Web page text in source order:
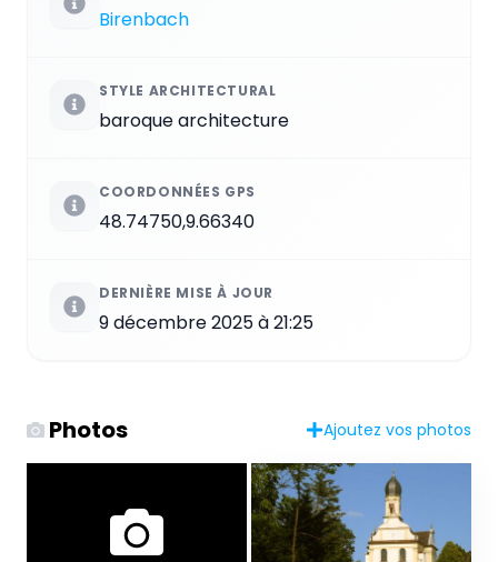
Birenbach
STYLE ARCHITECTURAL
baroque architecture
COORDONNÉES GPS
48.74750,9.66340
DERNIÈRE MISE À JOUR
9 décembre 2025 à 21:25
Photos Ajoutez vos photos